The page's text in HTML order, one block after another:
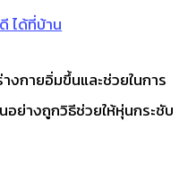
ได้ที่บ้าน
งกายอิ่มขึ้นและช่วยในการ
ย่างถูกวิธีช่วยให้หุ่นกระชับ